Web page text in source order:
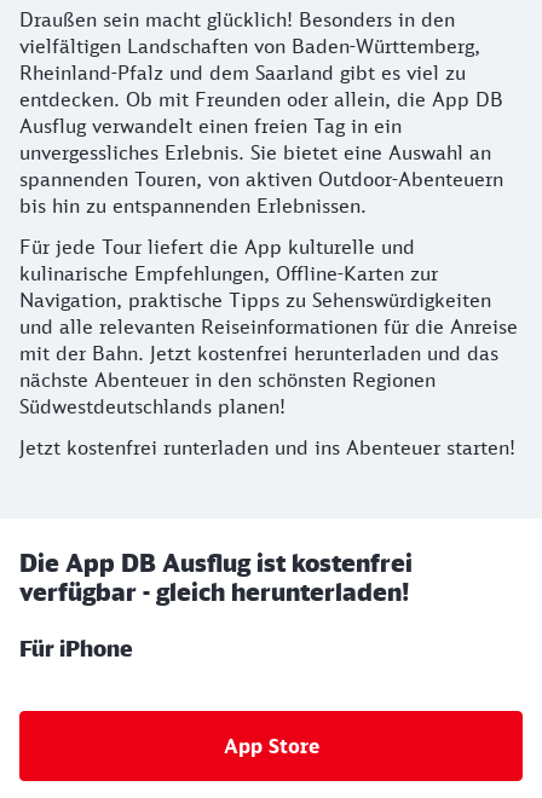
Draußen sein macht glücklich! Besonders in den
vielfältigen Landschaften von Baden-Württemberg,
Rheinland-Pfalz und dem Saarland gibt es viel zu
entdecken. Ob mit Freunden oder allein, die App DB
Ausflug verwandelt einen freien Tag in ein
unvergessliches Erlebnis. Sie bietet eine Auswahl an
spannenden Touren, von aktiven Outdoor-Abenteuern
bis hin zu entspannenden Erlebnissen.
Für jede Tour liefert die App kulturelle und
kulinarische Empfehlungen, Offline-Karten zur
Navigation, praktische Tipps zu Sehenswürdigkeiten
und alle relevanten Reiseinformationen für die Anreise
mit der Bahn. Jetzt kostenfrei herunterladen und das
nächste Abenteuer in den schönsten Regionen
Südwestdeutschlands planen!
Jetzt kostenfrei runterladen und ins Abenteuer starten!
Die App DB Ausflug ist kostenfrei
verfügbar - gleich herunterladen!
Für iPhone
App Store